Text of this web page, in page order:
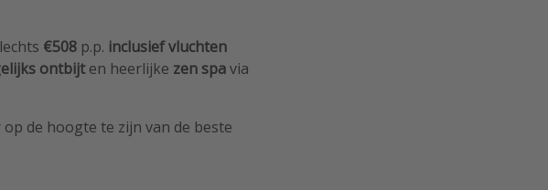
€508 p.p. inclusief vluchten
ontbijten heerlijke zen spavia
de hoogte te zijn van de beste